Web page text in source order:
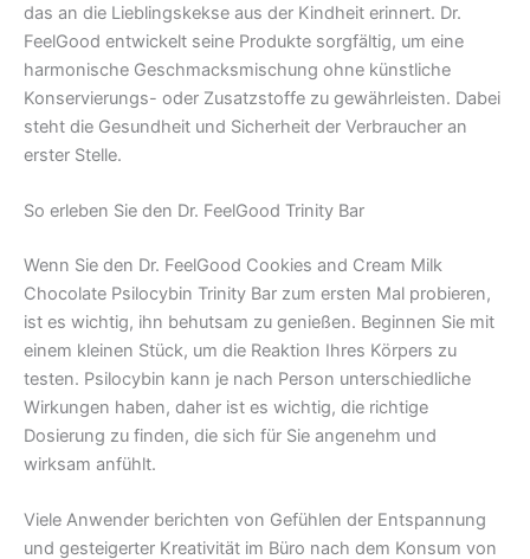
das an die Lieblingskekse aus der Kindheit erinnert. Dr.
FeelGood entwickelt seine Produkte sorgfältig, um eine
harmonische Geschmacksmischung ohne künstliche
Konservierungs- oder Zusatzstoffe zu gewährleisten. Dabei
steht die Gesundheit und Sicherheit der Verbraucher an
erster Stelle.
So erleben Sie den Dr. FeelGood Trinity Bar
Wenn Sie den Dr. FeelGood Cookies and Cream Milk
Chocolate Psilocybin Trinity Bar zum ersten Mal probieren,
ist es wichtig, ihn behutsam zu genießen. Beginnen Sie mit
einem kleinen Stück, um die Reaktion Ihres Körpers zu
testen. Psilocybin kann je nach Person unterschiedliche
Wirkungen haben, daher ist es wichtig, die richtige
Dosierung zu finden, die sich für Sie angenehm und
wirksam anfühlt.
Viele Anwender berichten von Gefühlen der Entspannung
und gesteigerter Kreativität im Büro nach dem Konsum von